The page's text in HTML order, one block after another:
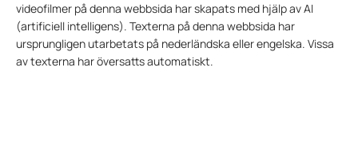
videofilmer på denna webbsida har skapats med hjälp av AI
(artificiell intelligens). Texterna på denna webbsida har
ursprungligen utarbetats på nederländska eller engelska. Vissa
av texterna har översatts automatiskt.